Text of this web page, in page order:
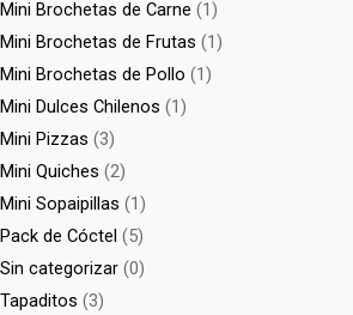
Mini Brochetas de Carne (1)
Mini Brochetas de Frutas (1)
Mini Brochetas de Pollo (1)
Mini Dulces Chilenos (1)
Mini Pizzas (3)
Mini Quiches (2)
Mini Sopaipillas (1)
Pack de Cóctel (5)
Sin categorizar (0)
Tapaditos (3)